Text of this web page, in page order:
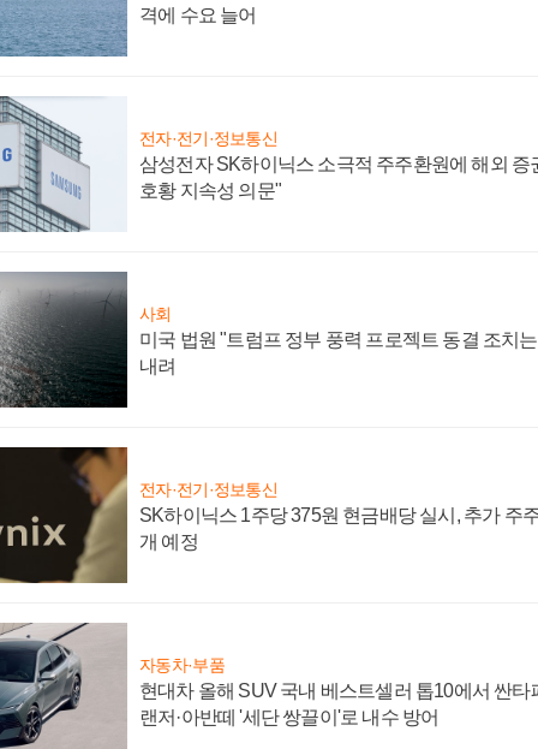
격에 수요 늘어
전자·전기·정보통신
삼성전자 SK하이닉스 소극적 주주환원에 해외 증
호황 지속성 의문"
사회
미국 법원 "트럼프 정부 풍력 프로젝트 동결 조치
내려
전자·전기·정보통신
SK하이닉스 1주당 375원 현금배당 실시, 추가 주
개 예정
자동차·부품
현대차 올해 SUV 국내 베스트셀러 톱10에서 싼타
랜저·아반떼 '세단 쌍끌이'로 내수 방어